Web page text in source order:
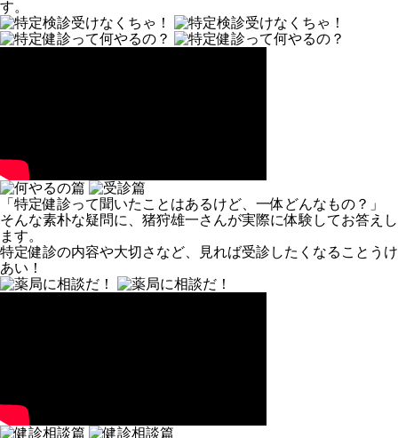
す。
「特定健診って聞いたことはあるけど、一体どんなもの？」
そんな素朴な疑問に、猪狩雄一さんが実際に体験してお答えし
ます。
特定健診の内容や大切さなど、見れば受診したくなることうけ
あい！